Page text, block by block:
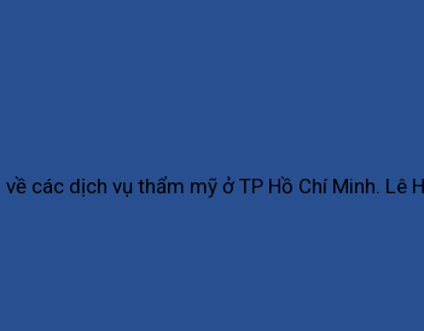
các dịch vụ thẩm mỹ ở TP Hồ Chí Minh. Lê